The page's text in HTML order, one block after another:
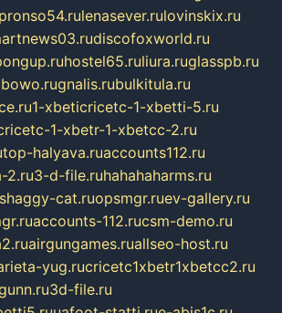
pronso54.rulenasever.rulovinskix.ru
discofoxworld.ru
hostel65.ruliura.ruglasspb.ru
gnalis.rubulkitula.ru
1-xbeticricetc-1-xbetti-5.ru
1-xbetr-1-xbetcc-2.ru
top-halyava.ruaccounts112.ru
2.ru3-d-file.ruhahahaharms.ru
shaggy-cat.ruopsmgr.ruev-gallery.ru
accounts-112.rucsm-demo.ru
airgungames.ruallseo-host.ru
yug.rucricetc1xbetr1xbetcc2.ru
3d-file.ru